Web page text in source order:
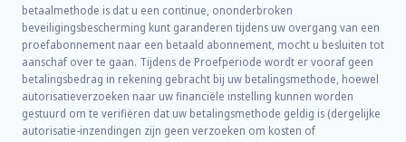
betaalmethode is dat u een continue, ononderbroken
beveiligingsbescherming kunt garanderen tijdens uw overgang van een
proefabonnement naar een betaald abonnement, mocht u besluiten tot
aanschaf over te gaan. Tijdens de Proefperiode wordt er vooraf geen
betalingsbedrag in rekening gebracht bij uw betalingsmethode, hoewel
autorisatieverzoeken naar uw financiële instelling kunnen worden
gestuurd om te verifiëren dat uw betalingsmethode geldig is (dergelijke
autorisatie-inzendingen zijn geen verzoeken om kosten of